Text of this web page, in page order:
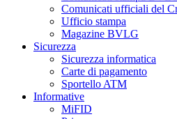
Comunicati ufficiali del
Ufficio stampa
Magazine BVLG
Sicurezza
Sicurezza informatica
Carte di pagamento
Sportello ATM
Informative
MiFID